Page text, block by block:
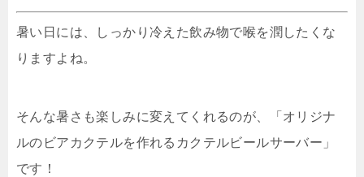
暑い日には、しっかり冷えた飲み物で喉を潤したくな
りますよね。
そんな暑さも楽しみに変えてくれるのが、「オリジナ
ルのビアカクテルを作れるカクテルビールサーバー」
です！